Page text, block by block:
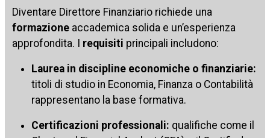
Diventare Direttore Finanziario richiede una
formazione accademica solida e un’esperienza
approfondita. I requisiti principali includono:
Laurea in discipline economiche o finanziarie:
titoli di studio in Economia, Finanza o Contabilità
rappresentano la base formativa.
Certificazioni professionali: qualifiche come il